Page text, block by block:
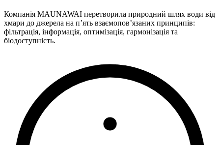
Компанія MAUNAWAI перетворила природний шлях води від
хмари до джерела на п’ять взаємопов’язаних принципів:
фільтрація, інформація, оптимізація, гармонізація та
біодоступність.